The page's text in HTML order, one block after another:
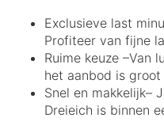
Exclusieve last
Profiteer van fijne
Ruime keuze –Van
het aanbod is groot
Snel en makkelijk–
Dreieich is binnen